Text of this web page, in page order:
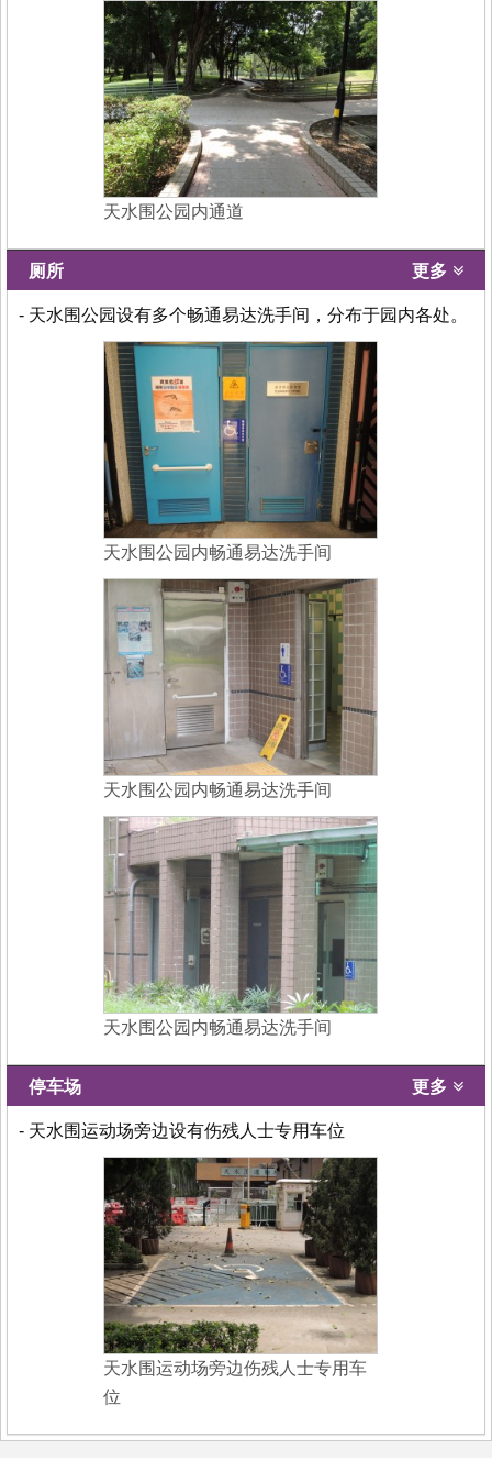
天水围公园内通道
厕所 更多
- 天水围公园设有多个畅通易达洗手间，分布于园内各处。
天水围公园内畅通易达洗手间
天水围公园内畅通易达洗手间
天水围公园内畅通易达洗手间
停车场 更多
- 天水围运动场旁边设有伤残人士专用车位
天水围运动场旁边伤残人士专用车
位